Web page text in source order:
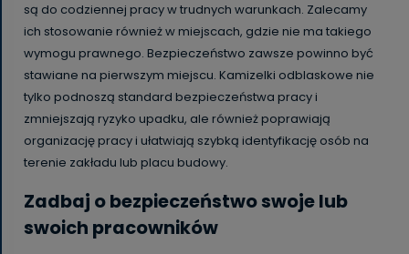
są do codziennej pracy w trudnych warunkach. Zalecamy
ich stosowanie również w miejscach, gdzie nie ma takiego
wymogu prawnego. Bezpieczeństwo zawsze powinno być
stawiane na pierwszym miejscu. Kamizelki odblaskowe nie
tylko podnoszą standard bezpieczeństwa pracy i
zmniejszają ryzyko upadku, ale również poprawiają
organizację pracy i ułatwiają szybką identyfikację osób na
terenie zakładu lub placu budowy.
Zadbaj o bezpieczeństwo swoje lub
swoich pracowników